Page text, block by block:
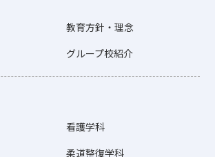
教育方針・理念
グループ校紹介
看護学科
柔道整復学科